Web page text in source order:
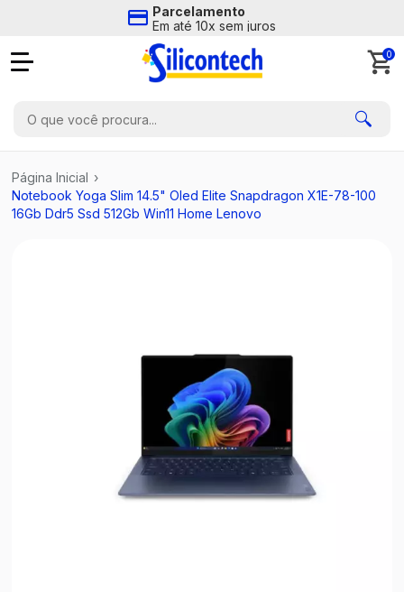
Parcelamento
Em até 10x sem juros
0
Página Inicial ›
Notebook Yoga Slim 14.5" Oled Elite Snapdragon X1E-78-100
16Gb Ddr5 Ssd 512Gb Win11 Home Lenovo